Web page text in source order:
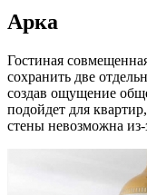
Арка
Гостиная
сохранить две
создав ощущение
подойдет для
стены невозможна